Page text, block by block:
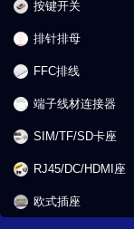
按键开关
排针排母
FFC排线
端子线材连接器
SIM/TF/SD卡座
RJ45/DC/HDMI座
欧式插座